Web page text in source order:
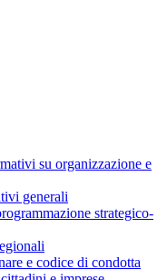
su organizzazione e
generali
strategico-
e codice di condotta